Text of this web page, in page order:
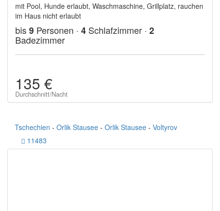
mit Pool, Hunde erlaubt, Waschmaschine, Grillplatz, rauchen
im Haus nicht erlaubt
bis9 Personen · 4 Schlafzimmer · 2
Badezimmer
135 €
Durchschnitt/Nacht
Tschechien - Orlik Stausee - Orlik Stausee - Voltyrov
11483